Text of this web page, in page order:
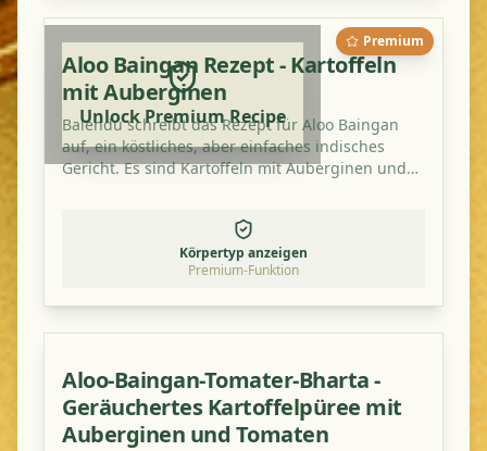
Premium
Unlock Premium Recipe
Aloo Baingan Rezept - Kartoffeln
mit Auberginen
Balendu schreibt das Rezept für Aloo Baingan
auf, ein köstliches, aber einfaches indisches
Gericht. Es sind Kartoffeln mit Auberginen und
Körpertyp anzeigen
Premium-Funktion
Aloo-Baingan-Tomater-Bharta -
Geräuchertes Kartoffelpüree mit
Auberginen und Tomaten